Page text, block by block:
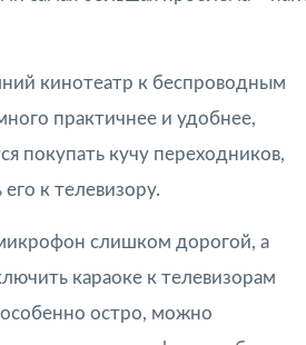
кинотеатр к беспроводным
практичнее и удобнее,
покупать кучу переходников,
к телевизору.
слишком дорогой, а
караоке к телевизорам
остро, можно